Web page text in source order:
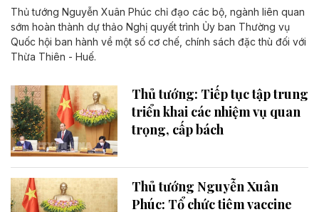
Thủ tướng Nguyễn Xuân Phúc chỉ đạo các bộ, ngành liên quan
sớm hoàn thành dự thảo Nghị quyết trình Ủy ban Thường vụ
Quốc hội ban hành về một số cơ chế, chính sách đặc thù đối với
Thừa Thiên - Huế.
Thủ tướng: Tiếp tục tập trung
triển khai các nhiệm vụ quan
trọng, cấp bách
Thủ tướng Nguyễn Xuân
Phúc: Tổ chức tiêm vaccine